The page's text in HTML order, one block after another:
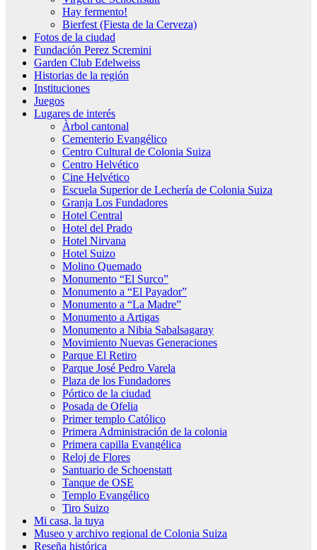
Hay fermento!
Bierfest (Fiesta de la Cerveza)
Fotos de la ciudad
Fundación Perez Scremini
Garden Club Edelweiss
Historias de la región
Instituciones
Juegos
Lugares de interés
Àrbol cantonal
Cementerio Evangélico
Centro Cultural de Colonia Suiza
Centro Helvético
Cine Helvético
Escuela Superior de Lechería de Colonia Suiza
Granja Los Fundadores
Hotel Central
Hotel del Prado
Hotel Nirvana
Hotel Suizo
Molino Quemado
Monumento “El Surco”
Monumento a “El Payador”
Monumento a “La Madre”
Monumento a Artigas
Monumento a Nibia Sabalsagaray
Movimiento Nuevas Generaciones
Parque El Retiro
Parque José Pedro Varela
Plaza de los Fundadores
Pórtico de la ciudad
Posada de Ofelia
Primer templo Católico
Primera Administración de la colonia
Primera capilla Evangélica
Reloj de Flores
Santuario de Schoenstatt
Tanque de OSE
Templo Evangélico
Tiro Suizo
Mi casa, la tuya
Museo y archivo regional de Colonia Suiza
Reseña histórica